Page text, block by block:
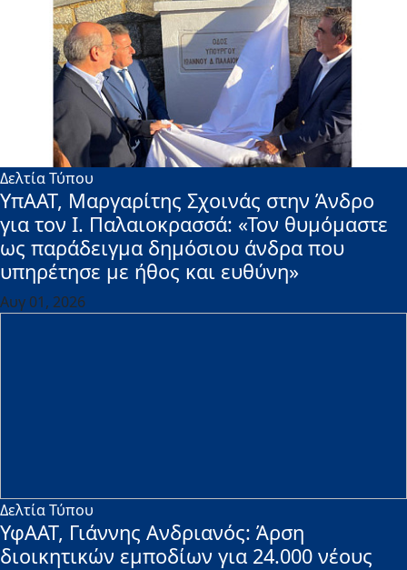
Δελτία Τύπου
ΥπΑΑΤ, Μαργαρίτης Σχοινάς στην Άνδρο
για τον Ι. Παλαιοκρασσά: «Τον θυμόμαστε
ως παράδειγμα δημόσιου άνδρα που
υπηρέτησε με ήθος και ευθύνη»
Αυγ 01, 2026
Δελτία Τύπου
ΥφΑΑΤ, Γιάννης Ανδριανός: Άρση
διοικητικών εμποδίων για 24.000 νέους